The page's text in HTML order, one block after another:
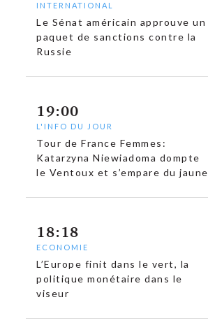
INTERNATIONAL
Le Sénat américain approuve un
paquet de sanctions contre la
Russie
19:00
L'INFO DU JOUR
Tour de France Femmes:
Katarzyna Niewiadoma dompte
le Ventoux et s’empare du jaune
18:18
ECONOMIE
L’Europe finit dans le vert, la
politique monétaire dans le
viseur